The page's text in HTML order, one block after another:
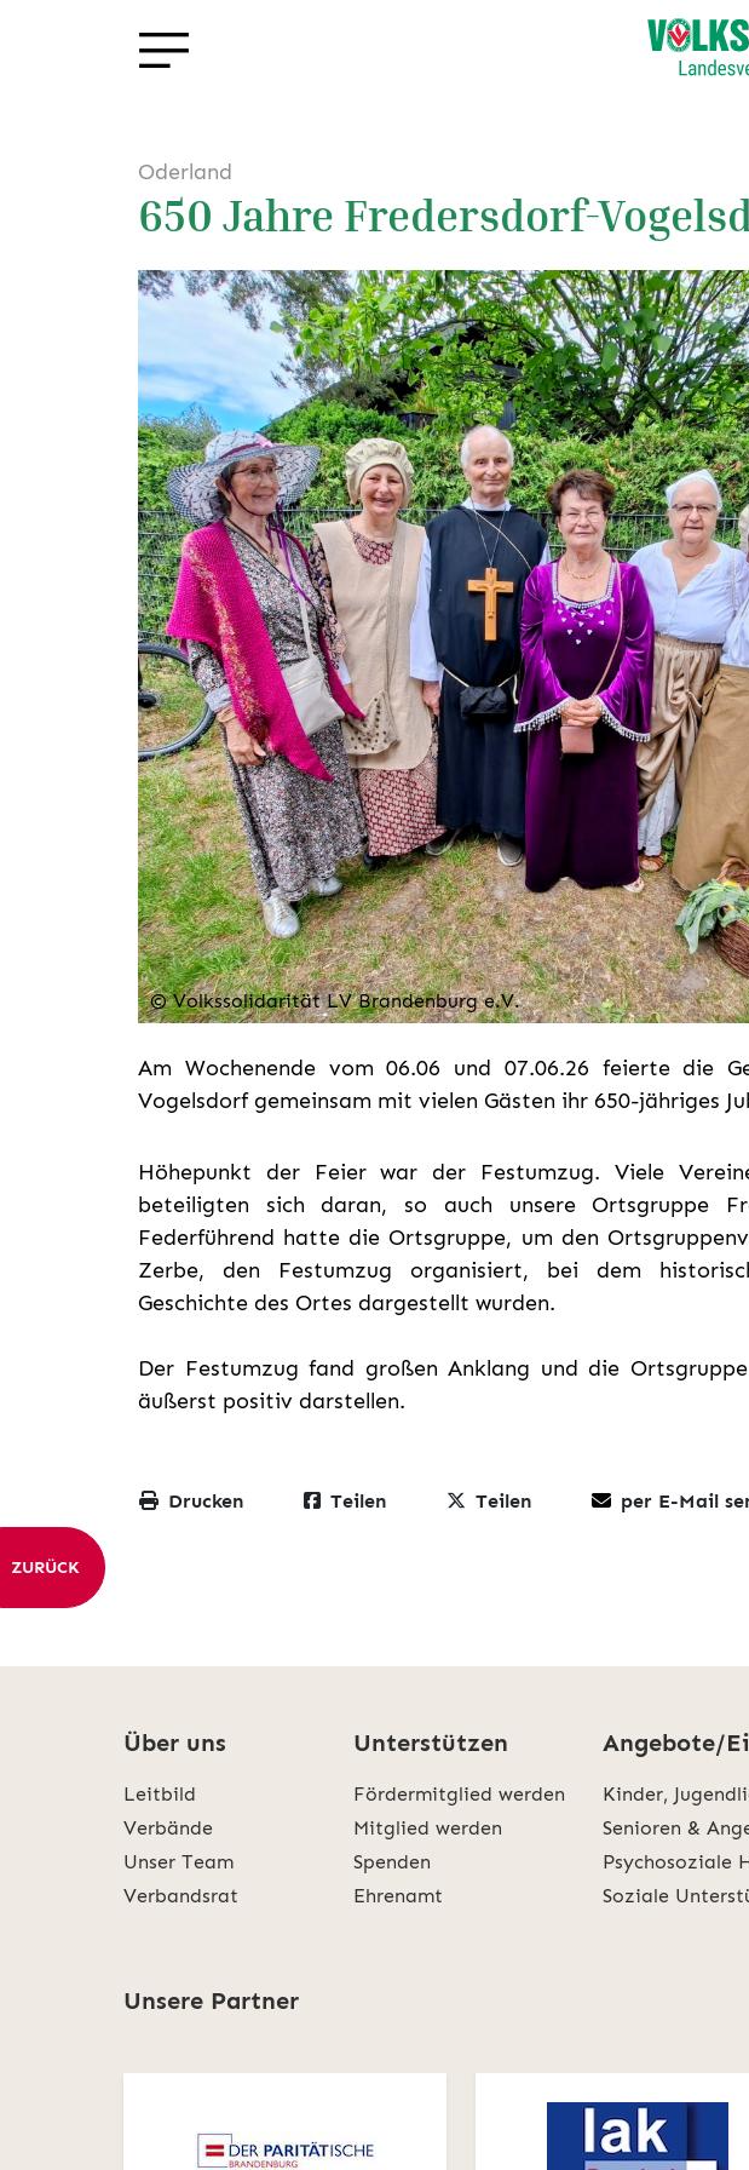
Oderland
650 Jahre Fredersdorf-
© Volkssolidarität LV Brandenburg e.V.
Am Wochenende vom 06.06 und 07.06.26 feierte die
Vogelsdorf gemeinsam mit vielen Gästen ihr 650-jähriges
Höhepunkt der Feier war der Festumzug. Viele
beteiligten sich daran, so auch unsere Ortsgruppe
Federführend hatte die Ortsgruppe, um den
Zerbe, den Festumzug organisiert, bei dem
Geschichte des Ortes dargestellt wurden.
Der Festumzug fand großen Anklang und die
äußerst positiv darstellen.
Drucken Teilen Teilen per E-Mail
ZURÜCK
Über uns
Leitbild
Verbände
Unser Team
Verbandsrat
Unterstützen
Fördermitglied werden
Mitglied werden
Spenden
Ehrenamt
Angebote/
Kinder,
Senioren &
Psychosoziale
Soziale
Unsere Partner